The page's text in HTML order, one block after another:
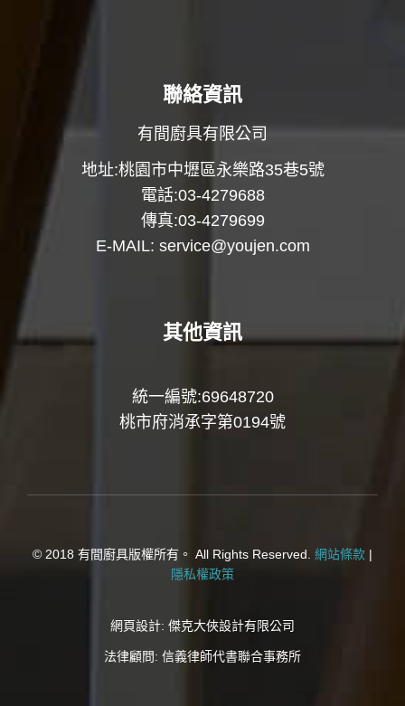
聯絡資訊
有間廚具有限公司
地址:桃園市中壢區永樂路35巷5號
電話:03-4279688
傳真:03-4279699
E-MAIL: service@youjen.com
其他資訊
統一編號:69648720
桃市府消承字第0194號
© 2018 有間廚具版權所有。 All Rights Reserved. 網站條款 |
隱私權政策
網頁設計: 傑克大俠設計有限公司
法律顧問: 信義律師代書聯合事務所